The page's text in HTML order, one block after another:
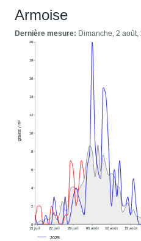
Armoise
Dernière mesure: Dimanche, 2 août,
2025
15 juil 22 juil 29 juil 05 août 12 août 19 août
0
2
4
6
8
10
12
14
16
18
20
grains / m³